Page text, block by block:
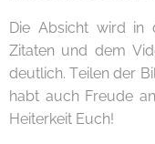
Die Absicht wird in
Zitaten und dem
deutlich. Teilen der
habt auch Freude
Heiterkeit Euch!